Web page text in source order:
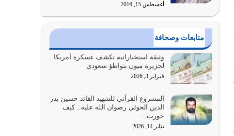
هل نحن من الصالحين؟ قيِّم نفسك هنا اترك القرآن
على أصله وأعرض نفسك، وأعرض ما لديك على…
يوليو 27, 2026
عندما يكون عدوك هو عدو الله معناه أن تكون نقاط
الضعف فيه كثيرة وسينصرك الله عليه إذا…
يوليو 26, 2026
أغسطس 15, 2016
متابعات وصحافة
وثيقة استخباراتية تكشف عسكرة أمريكا
لجزيرة ميون بتواطؤ سعودي
فبراير 3, 2026
المشروع القرآني للشهيد القائد حسين بدر
الدين الحوثي رضوان الله عليه.. كيف
حورب…
يناير 14, 2026